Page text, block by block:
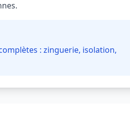
: zinguerie, isolation,